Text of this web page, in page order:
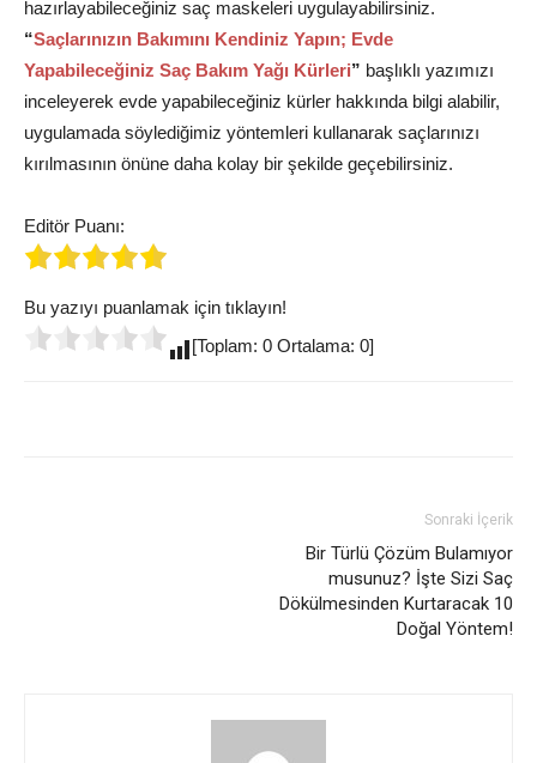
hazırlayabileceğiniz saç maskeleri uygulayabilirsiniz.
“Saçlarınızın Bakımını Kendiniz Yapın; Evde
Yapabileceğiniz Saç Bakım Yağı Kürleri” başlıklı yazımızı
inceleyerek evde yapabileceğiniz kürler hakkında bilgi alabilir,
uygulamada söylediğimiz yöntemleri kullanarak saçlarınızı
kırılmasının önüne daha kolay bir şekilde geçebilirsiniz.
Editör Puanı:
Bu yazıyı puanlamak için tıklayın!
[Toplam: 0 Ortalama: 0]
Sonraki İçerik
Bir Türlü Çözüm Bulamıyor
musunuz? İşte Sizi Saç
Dökülmesinden Kurtaracak 10
Doğal Yöntem!